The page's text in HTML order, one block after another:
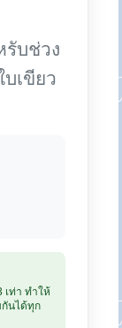
รับช่วง
เขียว
เท่า ทำให้
กันได้ทุก